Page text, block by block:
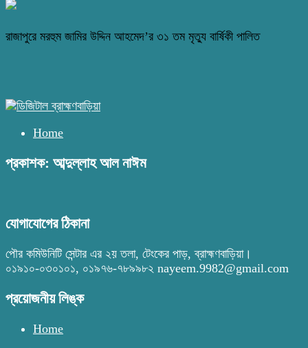
রাজাপুরে মরহুম জামির উদ্দিন আহমেদ’র ৩১ তম মৃত্যু বার্ষিকী পালিত
Home
প্রকাশক: আব্দুল্লাহ আল নাঈম
যোগাযোগের ঠিকানা
পৌর কমিউনিটি সেন্টার এর ২য় তলা, টেংকের পাড়, ব্রাহ্মণবাড়িয়া।
০১৯১০-০৩০১০১, ০১৯৭৬-৭৮৯৯৮২ nayeem.9982@gmail.com
প্রয়োজনীয় লিঙ্ক
Home